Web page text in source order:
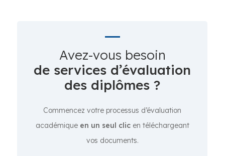
Avez-vous besoin
de services d’évaluation
des diplômes ?
Commencez votre processus d’évaluation
académiqueen un seul clicen téléchargeant
vos documents.